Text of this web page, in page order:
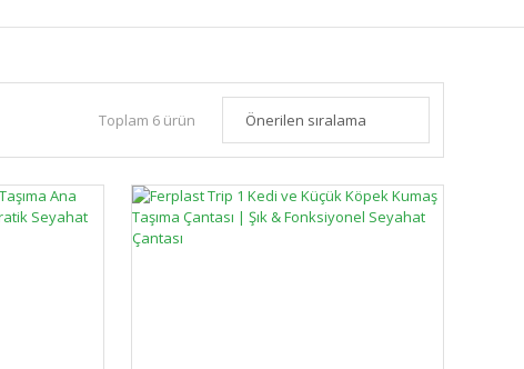
Toplam 6 ürün